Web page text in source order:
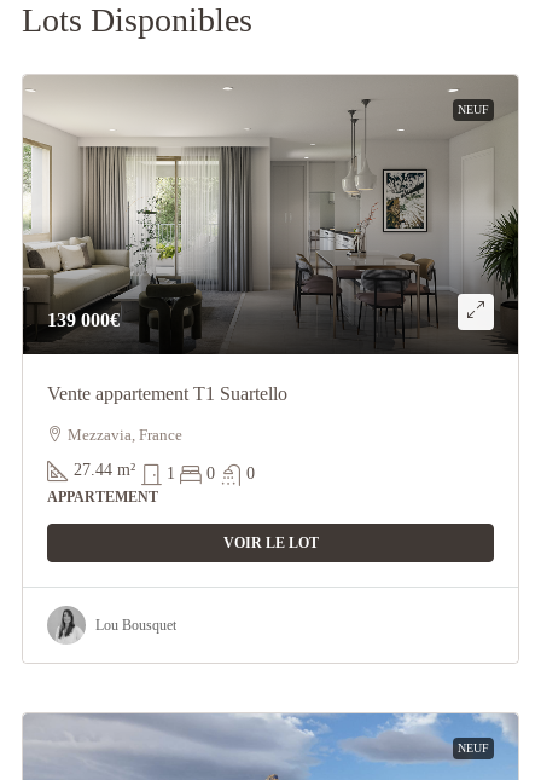
Lots Disponibles
NEUF
139 000€
Vente appartement T1 Suartello
Mezzavia, France
27.44 m² 1 0 0
APPARTEMENT
VOIR LE LOT
Lou Bousquet
NEUF